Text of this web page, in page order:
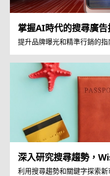
掌握AI時代的搜尋廣告
提升品牌曝光和精準行銷的指
深入研究搜尋趨勢，
利用搜尋趨勢和關鍵字探索